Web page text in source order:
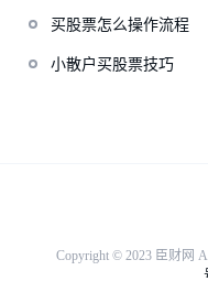
买股票怎么操作流程
小散户买股票技巧
Copyright © 2023 臣财网